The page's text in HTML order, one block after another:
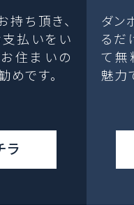
ち頂き、
払いをい
住まいの
めです。
ラ
ダン
るだ
て無
魅力